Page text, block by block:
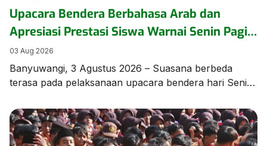
Upacara Bendera Berbahasa Arab dan
Apresiasi Prestasi Siswa Warnai Senin Pagi
di MTsN 1 Banyuwangi
03 Aug 2026
Banyuwangi, 3 Agustus 2026 – Suasana berbeda
terasa pada pelaksanaan upacara bendera hari Senin,
Seluruh rangkaian upacara dilaksanakan
menggunakan Bahasa Arab sebagai bagian dari
program pembiasaan berbahasa asing yang terus